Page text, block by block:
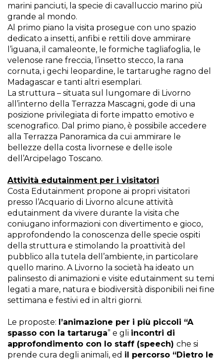
marini panciuti, la specie di cavalluccio marino più
grande al mondo.
Al primo piano la visita prosegue con uno spazio
dedicato a insetti, anfibi e rettili dove ammirare
l’iguana, il camaleonte, le formiche tagliafoglia, le
velenose rane freccia, l’insetto stecco, la rana
cornuta, i gechi leopardine, le tartarughe ragno del
Madagascar e tanti altri esemplari.
La struttura – situata sul lungomare di Livorno
all’interno della Terrazza Mascagni, gode di una
posizione privilegiata di forte impatto emotivo e
scenografico. Dal primo piano, è possibile accedere
alla Terrazza Panoramica da cui ammirare le
bellezze della costa livornese e delle isole
dell’Arcipelago Toscano.
Attività edutainment per i visitatori
Costa Edutainment propone ai propri visitatori
presso l’Acquario di Livorno alcune attività
edutainment da vivere durante la visita che
coniugano informazioni con divertimento e gioco,
approfondendo la conoscenza delle specie ospiti
della struttura e stimolando la proattività del
pubblico alla tutela dell’ambiente, in particolare
quello marino. A Livorno la società ha ideato un
palinsesto di animazioni e visite edutainment su temi
legati a mare, natura e biodiversità disponibili nei fine
settimana e festivi ed in altri giorni.
Le proposte: l’animazione per i più piccoli “A
spasso con la tartaruga” e gli incontri di
approfondimento con lo staff (speech) che si
prende cura degli animali, ed il percorso “Dietro le